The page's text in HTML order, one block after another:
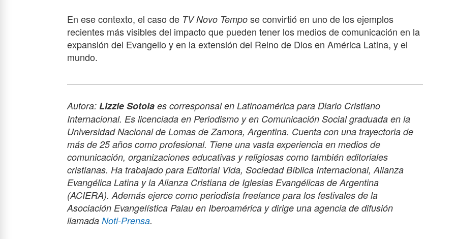
En ese contexto, el caso de TV Novo Tempo se convirtió en uno de los ejemplos
recientes más visibles del impacto que pueden tener los medios de comunicación en la
expansión del Evangelio y en la extensión del Reino de Dios en América Latina, y el
mundo.
Autora: Lizzie Sotola es corresponsal en Latinoamérica para Diario Cristiano
Internacional. Es licenciada en Periodismo y en Comunicación Social graduada en la
Universidad Nacional de Lomas de Zamora, Argentina. Cuenta con una trayectoria de
más de 25 años como profesional. Tiene una vasta experiencia en medios de
comunicación, organizaciones educativas y religiosas como también editoriales
cristianas. Ha trabajado para Editorial Vida, Sociedad Bíblica Internacional, Alianza
Evangélica Latina y la Alianza Cristiana de Iglesias Evangélicas de Argentina
(ACIERA). Además ejerce como periodista freelance para los festivales de la
Asociación Evangelística Palau en Iberoamérica y dirige una agencia de difusión
llamada Noti-Prensa.